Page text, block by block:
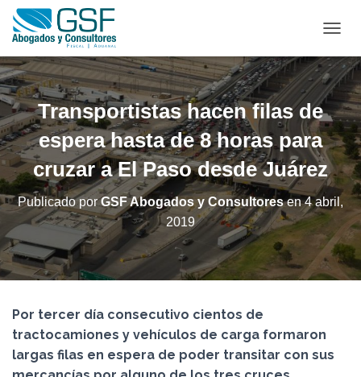
A
M
B
A
R
M
O
D
D
N
A
Ó
Transportistas hacen filas de
espera hasta de 8 horas para
cruzar a El Paso desde Juárez
Publicado porGSF Abogados y Consultoresen4 abril,
2019
Por tercer día consecutivo cientos de
tractocamiones y vehículos de carga formaron
largas filas en espera de poder transitar con sus